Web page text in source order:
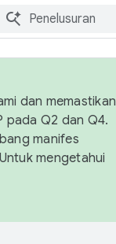
dan memastikan
pada Q2 dan Q4.
manifes
mengetahui